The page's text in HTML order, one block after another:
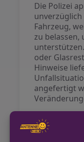
Die Polizei
Fahrzeug,
zu belassen,
oder
Hinweise
angefertigt